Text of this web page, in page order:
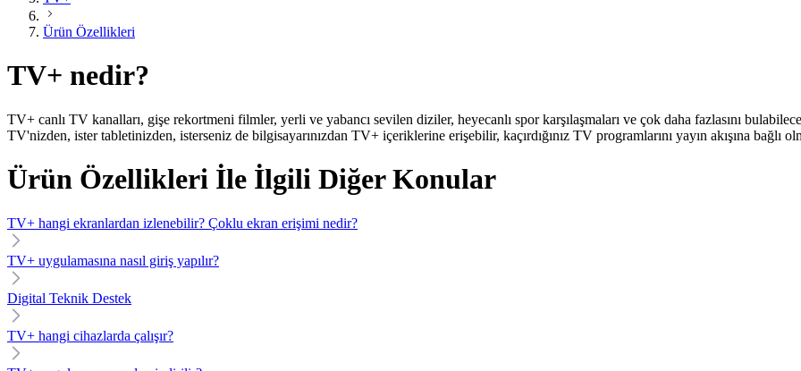
Ürün Özellikleri
TV+ nedir?
TV+ canlı TV kanalları, gişe rekortmeni filmler, yerli ve yabancı sevilen diziler, heyecanlı spor karşılaşmaları ve çok daha fazlasını
TV'nizden, ister tabletinizden, isterseniz de bilgisayarınızdan TV+ içeriklerine erişebilir, kaçırdığınız TV programlarını yayın akışına bağlı
Ürün Özellikleri İle İlgili Diğer Konular
TV+ hangi ekranlardan izlenebilir? Çoklu ekran erişimi nedir?
TV+ uygulamasına nasıl giriş yapılır?
Digital Teknik Destek
TV+ hangi cihazlarda çalışır?